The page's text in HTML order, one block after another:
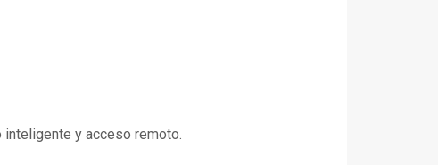
inteligente y acceso remoto.